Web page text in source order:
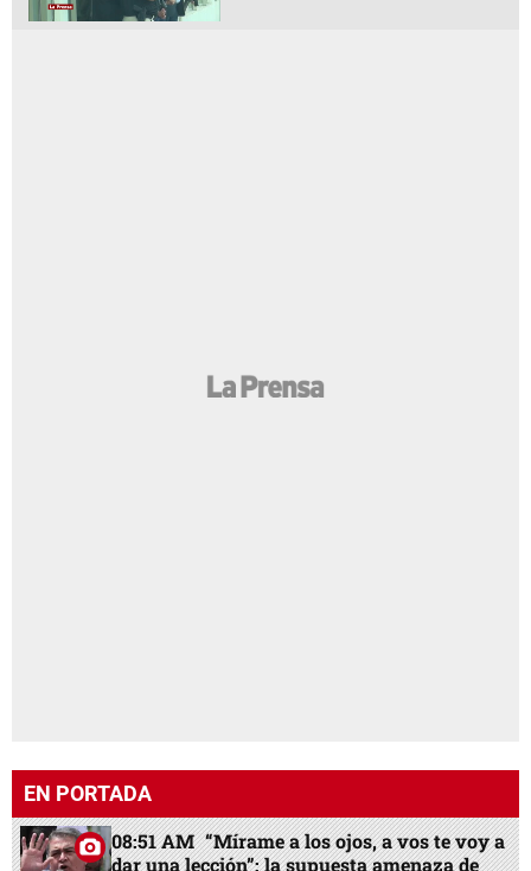
EN PORTADA
08:51 AM “Mírame a los ojos, a vos te voy a
dar una lección”: la supuesta amenaza de